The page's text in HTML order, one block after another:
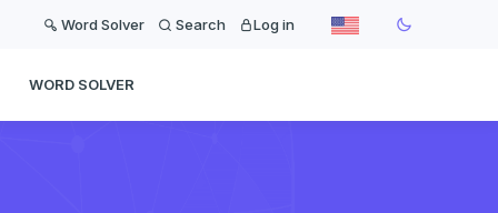
Word Solver Search Log in
WORD SOLVER